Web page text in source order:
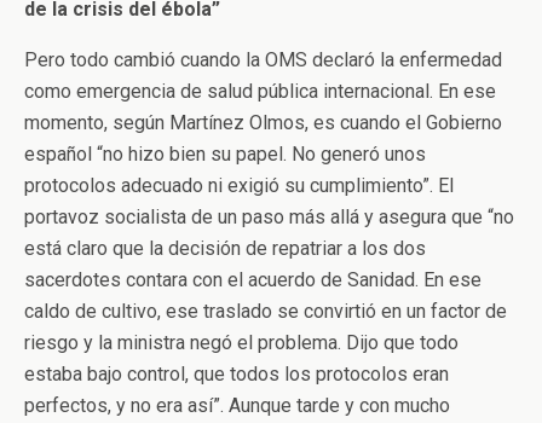
de la crisis del ébola”
Pero todo cambió cuando la OMS declaró la enfermedad
como emergencia de salud pública internacional. En ese
momento, según Martínez Olmos, es cuando el Gobierno
español “no hizo bien su papel. No generó unos
protocolos adecuado ni exigió su cumplimiento”. El
portavoz socialista de un paso más allá y asegura que “no
está claro que la decisión de repatriar a los dos
sacerdotes contara con el acuerdo de Sanidad. En ese
caldo de cultivo, ese traslado se convirtió en un factor de
riesgo y la ministra negó el problema. Dijo que todo
estaba bajo control, que todos los protocolos eran
perfectos, y no era así”. Aunque tarde y con mucho